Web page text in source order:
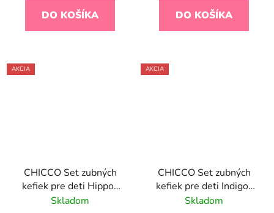
DO KOŠÍKA DO KOŠÍKA
AKCIA
CHICCO Set zubných
kefiek pre deti Hippo-
Panda 3-6r, 2ks
Skladom
AKCIA
CHICCO Set zubných
kefiek pre deti Indigo-
Mustard 6-36m, 2ks
Skladom